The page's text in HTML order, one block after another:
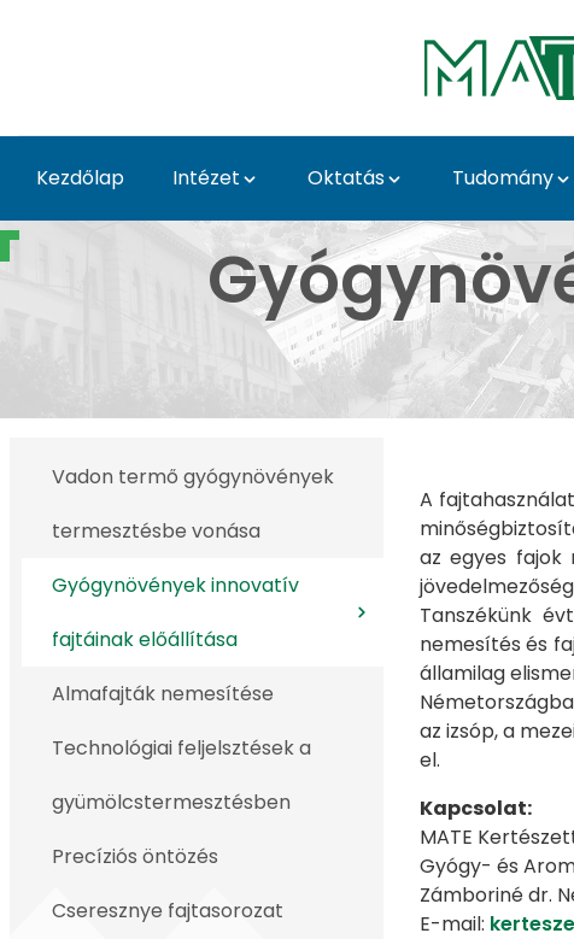
Kezdőlap Intézet Oktatás Tudomány
Gyógynövények
Vadon termő gyógynövények
termesztésbe vonása
Gyógynövények innovatív
fajtáinak előállítása
Almafajták nemesítése
Technológiai feljelsztések a
gyümölcstermesztésben
Precíziós öntözés
Cseresznye fajtasorozat
A
az egyes fajok
Tanszékünk
nemesítés és
államilag
az izsóp, a
el.
Kapcsolat:
MATE
Gyógy- és
Zámboriné dr.
E-mail: